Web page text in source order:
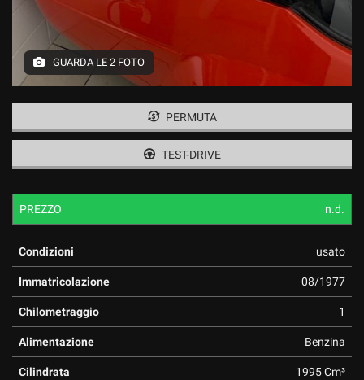
GUARDA LE 2 FOTO
PERMUTA
TEST-DRIVE
PREZZO n.d.
Condizioni usato
Immatricolazione 08/1977
Chilometraggio 1
Alimentazione Benzina
Cilindrata 1995 Cm³